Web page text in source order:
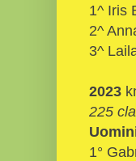
1^ Iris
2^
3^
2023
225
1°